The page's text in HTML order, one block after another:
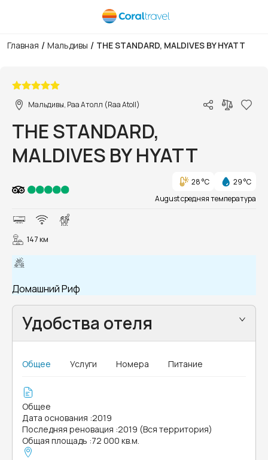
Главная / Мальдивы / THE STANDARD, MALDIVES BY HYATT
Мальдивы, Раа Атолл (Raa Atoll)
THE STANDARD,
MALDIVES BY HYATT
28 °C
29 °C
August средняя температура
147 км
Домашний Риф
Удобства отеля
Общее Услуги Номера Питание
Общее
Дата основания :2019
Последняя реновация :2019 (Вся территория)
Общая площадь :72 000 кв.м.